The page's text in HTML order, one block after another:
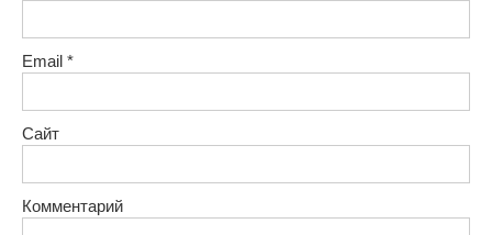
Email *
Сайт
Комментарий